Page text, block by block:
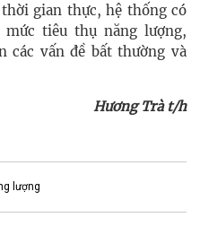
gian thực, hệ thống có
tiêu thụ năng lượng,
các vấn đề bất thường và
Hương Trà t/h
lượng